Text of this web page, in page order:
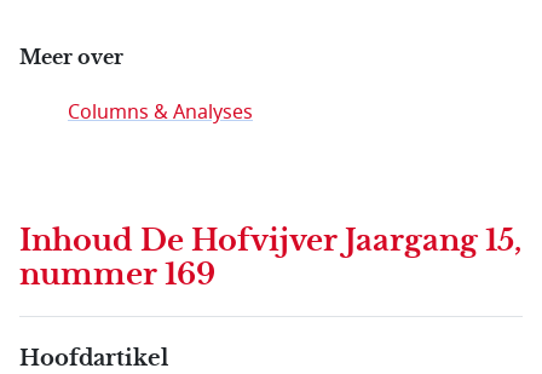
Meer over
Columns & Analyses
Inhoud De Hofvijver Jaargang 15,
nummer 169
Hoofdartikel